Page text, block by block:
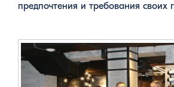
предпочтения и требования своих